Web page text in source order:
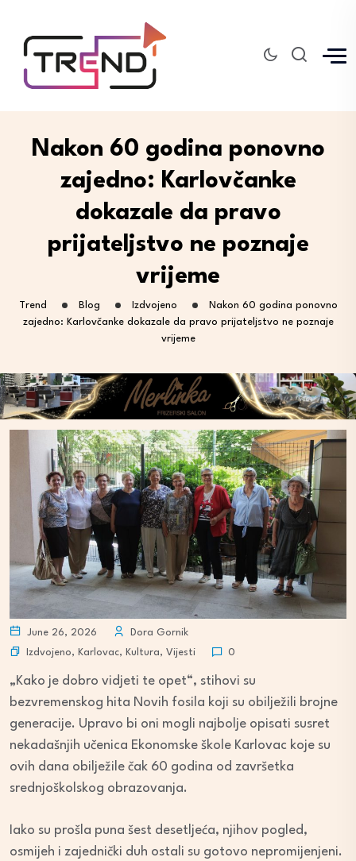
Nakon 60 godina ponovno
zajedno: Karlovčanke
dokazale da pravo
prijateljstvo ne poznaje
vrijeme
Trend Blog Izdvojeno
Nakon 60 godina ponovno
zajedno: Karlovčanke dokazale da pravo prijateljstvo ne poznaje
vrijeme
June 26, 2026
Dora Gornik
Izdvojeno, Karlovac, Kultura, Vijesti 0
„Kako je dobro vidjeti te opet“, stihovi su
bezvremenskog hita Novih fosila koji su obilježili brojne
generacije. Upravo bi oni mogli najbolje opisati susret
nekadašnjih učenica Ekonomske škole Karlovac koje su
ovih dana obilježile čak 60 godina od završetka
srednjoškolskog obrazovanja.
Iako su prošla puna šest desetljeća, njihov pogled,
osmijeh i zajednički duh ostali su gotovo nepromijenjeni.